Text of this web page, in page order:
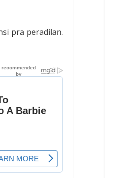
pra peradilan.